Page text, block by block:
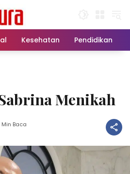
Kesehatan Pendidikan
Menikah
Min Baca